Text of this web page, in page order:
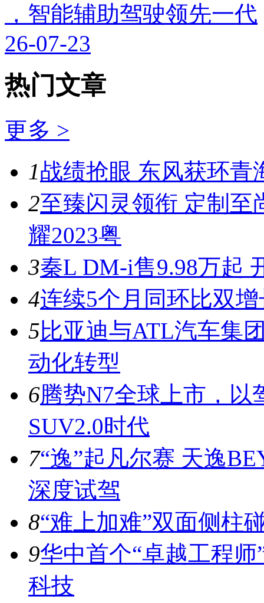
，智能辅助驾驶领先一代
26-07-23
热门文章
更多 >
1战绩抢眼 东风获环青
2至臻闪灵领衔 定制至
耀2023粤
3秦L DM-i售9.98万起
4连续5个月同环比双
5比亚迪与ATL汽车集
动化转型
6腾势N7全球上市，以
SUV2.0时代
7“逸”起凡尔赛 天逸
深度试驾
8“难上加难”双面侧柱
9华中首个“卓越工程
科技